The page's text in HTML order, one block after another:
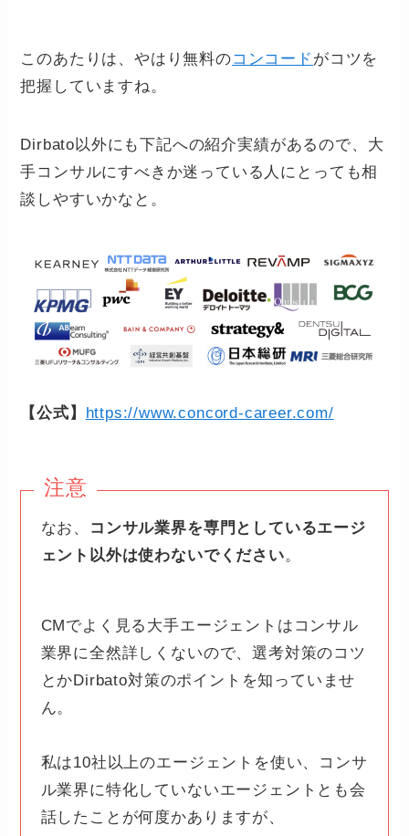
このあたりは、やはり無料のコンコード がコツを
把握していますね。
Dirbato以外にも下記への紹介実績があるので、大
手コンサルにすべきか迷っている人にとっても相
談しやすいかなと。
【公式】 https://www.concord-career.com/
注意
なお、
コンサル業界を専門としているエージ
ェント以外は使わないでください。
CMでよく見る大手エージェントはコンサル
業界に全然詳しくないので、選考対策のコツ
とかDirbato対策のポイントを知っていませ
ん。
私は10社以上のエージェントを使い、コンサ
ル業界に特化していないエージェントとも会
話したことが何度かありますが、